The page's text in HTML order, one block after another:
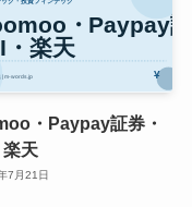
・Paypay証券・
天
7月21日